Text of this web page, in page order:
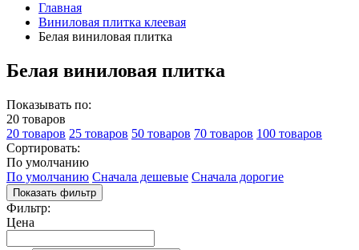
Главная
Виниловая плитка клеевая
Белая виниловая плитка
Белая виниловая плитка
Показывать по:
20 товаров
20 товаров 25 товаров 50 товаров 70 товаров 100 товаров
Сортировать:
По умолчанию
По умолчанию Сначала дешевые Сначала дорогие
Показать фильтр
Фильтр:
Цена